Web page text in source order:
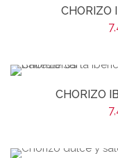
CHORIZO
CHORIZO